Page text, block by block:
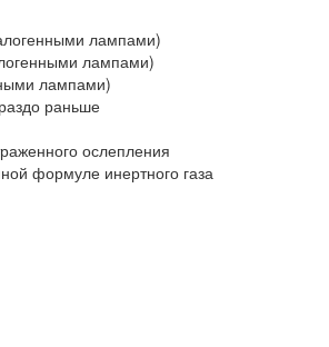
лампами)
лампами)
лампами)
раньше
ослепления
формуле инертного газа